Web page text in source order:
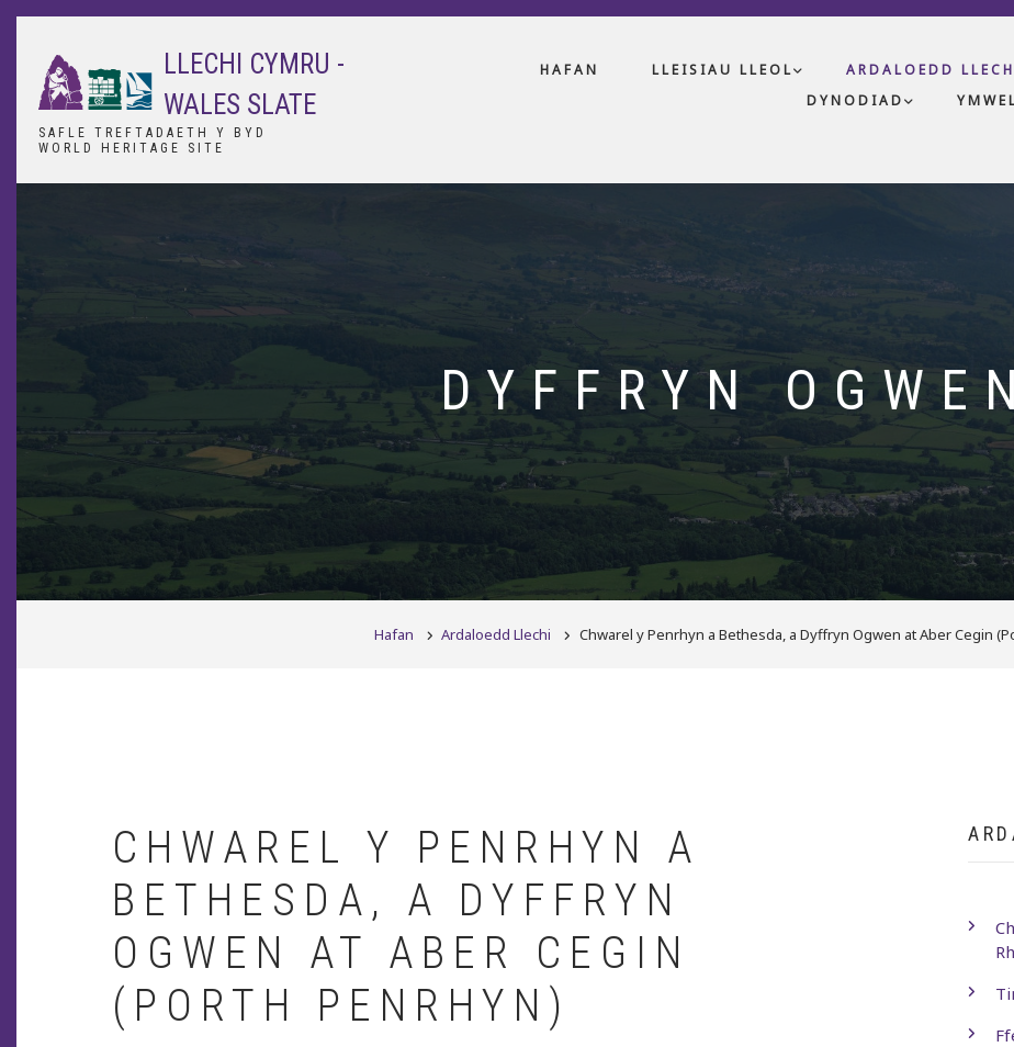
Skip
content
LLECHI CYMRU -
WALES SLATE
SAFLE TREFTADAETH Y BYD
WORLD HERITAGE SITE
HAFAN LLEISIAU LLEOL ARDALOEDD
DYNODIAD
DYFFRYN
BREADCRUMBHafan Ardaloedd Llechi Chwarel y Penrhyn a Bethesda, a Dyffryn Ogwen at Aber Cegin
CHWAREL Y PENRHYN A
BETHESDA, A DYFFRYN
OGWEN AT ABER CEGIN
(PORTH PENRHYN)